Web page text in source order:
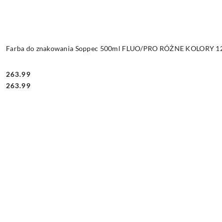
Farba do znakowania Soppec 500ml FLUO/PRO RÓŻNE KOLORY
Cena:
263.99
Cena:
263.99